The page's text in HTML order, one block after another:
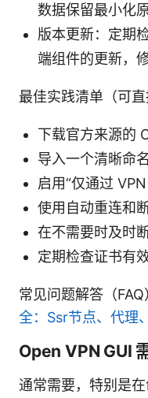
数据保留最小化
版本更新：定期
端组件的更新，
最佳实践清单（可直
下载官方来源的
导入一个清晰命
启用“仅通过
使用自动重连和
在不需要时及时
定期检查证书有
常见问题解答（FAQ
全：Ssr节点、代理
Open VPN GUI
通常需要，特别是